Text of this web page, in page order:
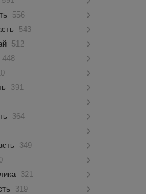
556
543
512
448
391
364
349
321
319